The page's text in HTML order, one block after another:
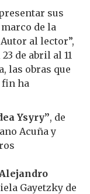
sus
de la
al lector”,
de abril al 11
las obras que
fin ha
Ysyry”, de
Acuña y
Gayetzky de